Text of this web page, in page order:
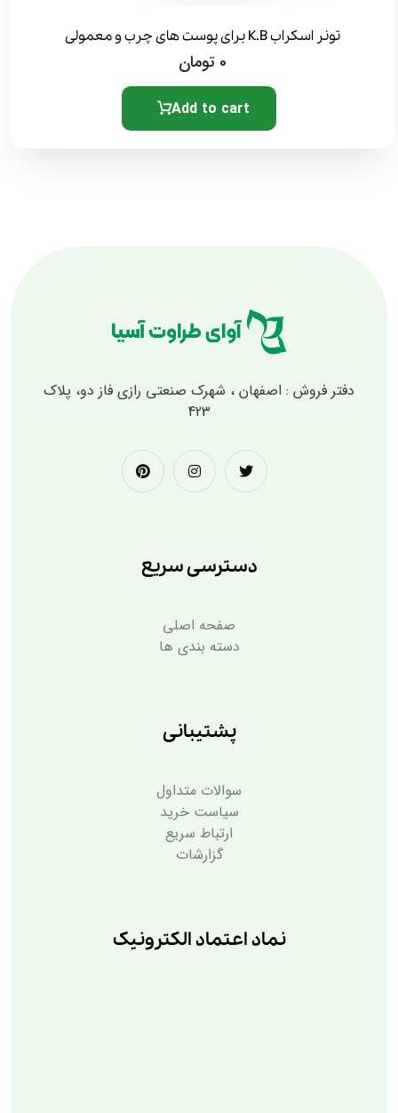
تونر اسکراب K.B برای پوست های چرب و معمولی
0 تومان
Add to cart
دفتر فروش : اصفهان ، شهرک صنعتی رازی فاز دو، پلاک
423
دسترسی سریع
صفحه اصلی
دسته بندی ها
پشتیبانی
سوالات متداول
سیاست خرید
ارتباط سریع
گزارشات
نماد اعتماد الکترونیک